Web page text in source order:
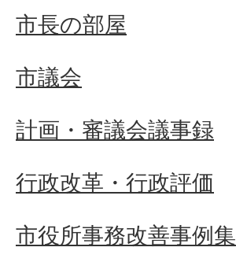
市長の部屋
市議会
計画・審議会議事録
行政改革・行政評価
市役所事務改善事例集